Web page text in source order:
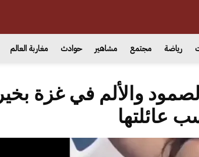
رياضة مجتمع مشاهير حوادث مغاربة العالم
والألم في غزة بخير
عائلتها